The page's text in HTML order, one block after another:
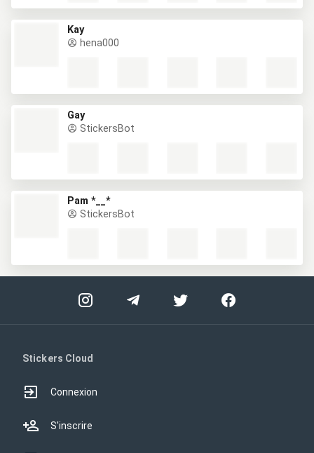
Kay
hena000
Gay
StickersBot
Pam *__*
StickersBot
Stickers Cloud
Connexion
S'inscrire